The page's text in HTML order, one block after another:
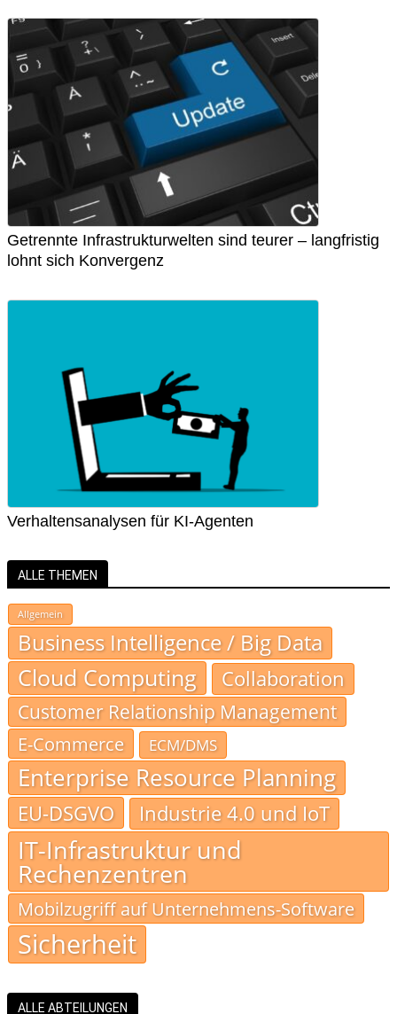
Getrennte Infrastrukturwelten sind teurer – langfristig
lohnt sich Konvergenz
Verhaltensanalysen für KI-Agenten
ALLE THEMEN
Allgemein
Business Intelligence / Big Data
Cloud Computing Collaboration
Customer Relationship Management
E-Commerce
ECM/DMS
Enterprise Resource Planning
EU-DSGVO Industrie 4.0 und IoT
IT-Infrastruktur und
Rechenzentren
Mobilzugriff auf Unternehmens-Software
Sicherheit
ALLE ABTEILUNGEN